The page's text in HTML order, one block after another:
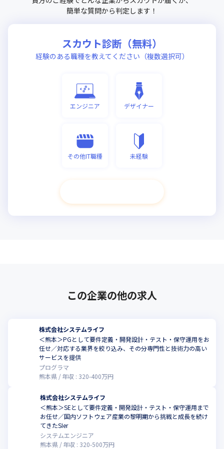
簡単な質問から判定します！
スカウト診断（無料）
経験のある職種を教えてください（複数選択可）
エンジニア デザイナー
その他IT職種 未経験
この企業の他の求人
株式会社システムライフ
＜熊本＞PGとして要件定義・開発設計・テスト・保守運用をお
任せ／対応する業界を絞り込み、その分専門性と技術力の高い
サービスを提供
プログラマ
熊本県
年収 : 320-400万円
株式会社システムライフ
＜熊本＞SEとして要件定義・開発設計・テスト・保守運用まで
お任せ／国内ソフトウェア産業の黎明期から挑戦と成長を続け
てきたSIer
システムエンジニア
熊本県
年収 : 320-500万円